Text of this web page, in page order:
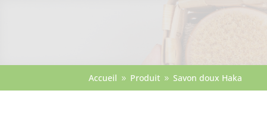
Accueil 9 Produit 9 Savon doux Haka